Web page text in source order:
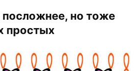
посложнее, но тоже
простых